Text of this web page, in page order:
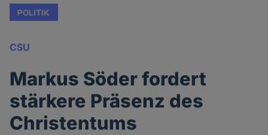
POLITIK
CSU
Markus Söder fordert
stärkere Präsenz des
Christentums